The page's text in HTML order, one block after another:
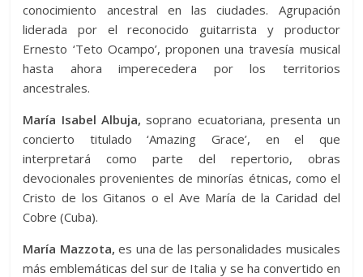
conocimiento ancestral en las ciudades. Agrupación
liderada por el reconocido guitarrista y productor
Ernesto ‘Teto Ocampo’, proponen una travesía musical
hasta ahora imperecedera por los territorios
ancestrales.
María Isabel Albuja, soprano ecuatoriana, presenta un
concierto titulado ‘Amazing Grace’, en el que
interpretará como parte del repertorio, obras
devocionales provenientes de minorías étnicas, como el
Cristo de los Gitanos o el Ave María de la Caridad del
Cobre (Cuba).
María Mazzota, es una de las personalidades musicales
más emblemáticas del sur de Italia y se ha convertido en